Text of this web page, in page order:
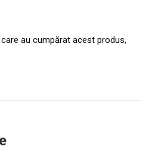
au cumpărat acest produs,